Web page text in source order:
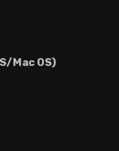
Mac OS)